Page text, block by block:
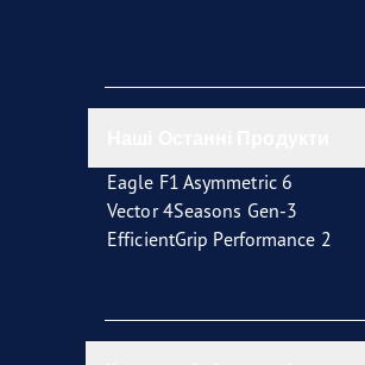
Eagle F1 Asymmetric 6
Vector 4Seasons Gen-3
EfficientGrip Performance 2